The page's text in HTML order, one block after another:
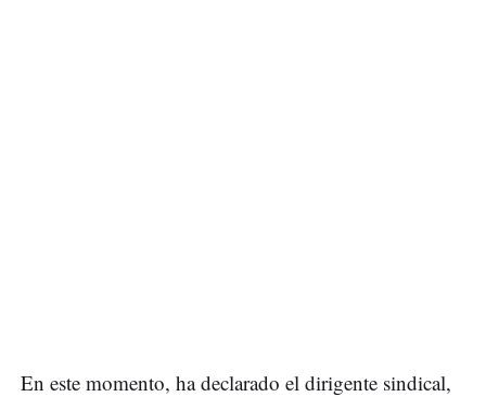
En este momento, ha declarado el dirigente sindical,